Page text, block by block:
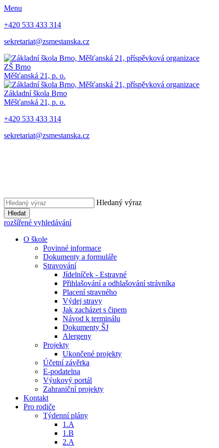
Menu
+420 533 433 314
sekretariat@zsmestanska.cz
ZŠ Brno
Měšťanská 21, p. o.
Základní škola Brno
Měšťanská 21, p. o.
+420 533 433 314
sekretariat@zsmestanska.cz
Hledaný výraz
Hledat
rozšířené vyhledávání
O škole
Povinné informace
Dokumenty a formuláře
Stravování
Jídelníček - Estravné
Přihlašování a odhlašování strávníka
Placení stravného
Výdej stravy
Jak zacházet s čipem
Návod k terminálu
Dokumenty ŠJ
Alergeny
Projekty
Ukončené projekty
Účetní závěrka
E-podatelna
Výukový portál
Zahraniční projekty
Kontakt
Pro rodiče
Týdenní plány
1.A
1.B
2.A